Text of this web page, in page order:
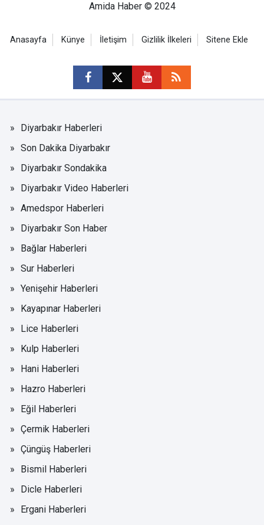
Amida Haber © 2024
Anasayfa Künye İletişim Gizlilik İlkeleri Sitene Ekle
Diyarbakır Haberleri
Son Dakika Diyarbakır
Diyarbakır Sondakika
Diyarbakır Video Haberleri
Amedspor Haberleri
Diyarbakır Son Haber
Bağlar Haberleri
Sur Haberleri
Yenişehir Haberleri
Kayapınar Haberleri
Lice Haberleri
Kulp Haberleri
Hani Haberleri
Hazro Haberleri
Eğil Haberleri
Çermik Haberleri
Çüngüş Haberleri
Bismil Haberleri
Dicle Haberleri
Ergani Haberleri